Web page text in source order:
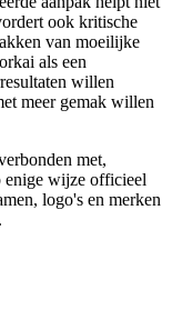
ook kritische
van moeilijke
als een
willen
meer gemak willen
met,
enige wijze officieel
logo's en merken